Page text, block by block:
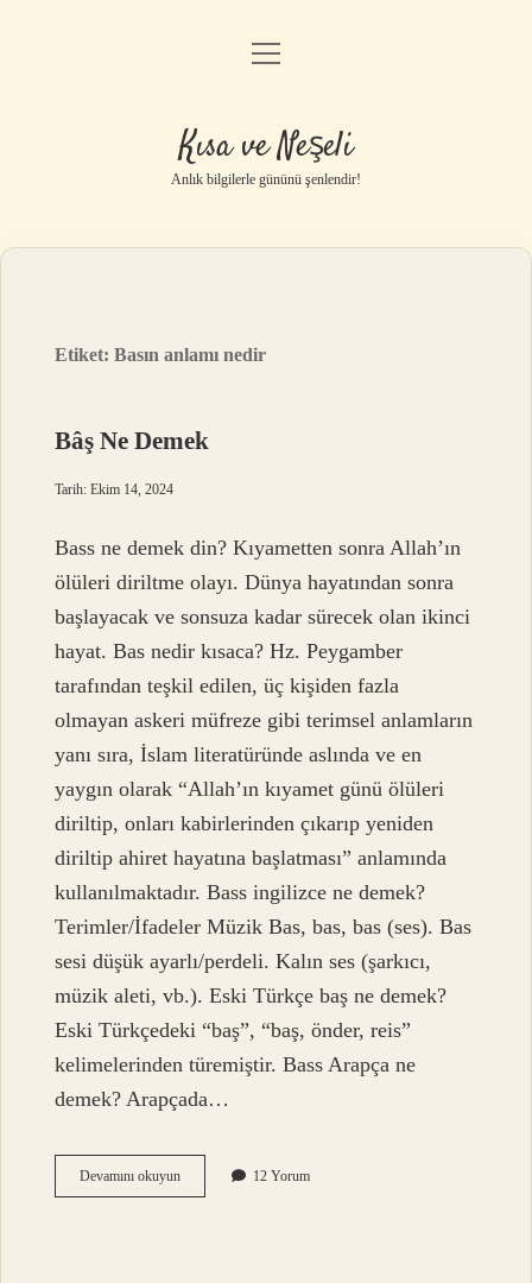
Anasayfa
Yasal Uyarı
menüyü
Kısa ve Neşeli
Anlık bilgilerle gününü şenlendir!
Etiket:Basın anlamı nedir
Bâş Ne Demek
Tarih: Ekim 14, 2024
Bass ne demek din? Kıyametten sonra Allah’ın
ölüleri diriltme olayı. Dünya hayatından sonra
başlayacak ve sonsuza kadar sürecek olan ikinci
hayat. Bas nedir kısaca? Hz. Peygamber
tarafından teşkil edilen, üç kişiden fazla
olmayan askeri müfreze gibi terimsel anlamların
yanı sıra, İslam literatüründe aslında ve en
yaygın olarak “Allah’ın kıyamet günü ölüleri
diriltip, onları kabirlerinden çıkarıp yeniden
diriltip ahiret hayatına başlatması” anlamında
kullanılmaktadır. Bass ingilizce ne demek?
Terimler/İfadeler Müzik Bas, bas, bas (ses). Bas
sesi düşük ayarlı/perdeli. Kalın ses (şarkıcı,
müzik aleti, vb.). Eski Türkçe baş ne demek?
Eski Türkçedeki “baş”, “baş, önder, reis”
kelimelerinden türemiştir. Bass Arapça ne
demek? Arapçada…
Devamını okuyunBâş
Ne
12 Yorum